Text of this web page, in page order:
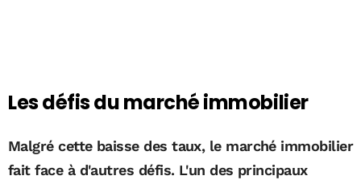
Les défis du marché immobilier
Malgré cette baisse des taux, le marché immobilier
fait face à d'autres défis. L'un des principaux